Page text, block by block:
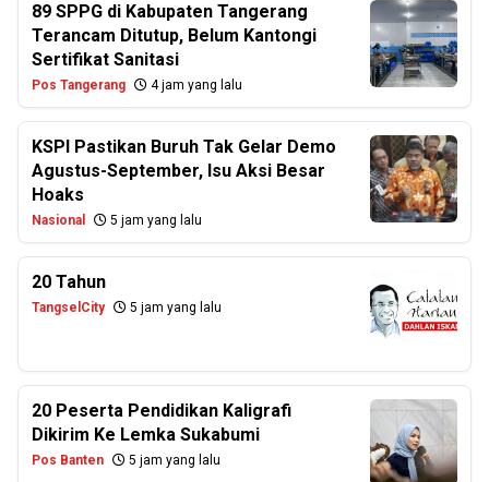
89 SPPG di Kabupaten Tangerang
Terancam Ditutup, Belum Kantongi
Sertifikat Sanitasi
Pos Tangerang 4 jam yang lalu
KSPI Pastikan Buruh Tak Gelar Demo
Agustus-September, Isu Aksi Besar
Hoaks
Nasional 5 jam yang lalu
20 Tahun
TangselCity 5 jam yang lalu
20 Peserta Pendidikan Kaligrafi
Dikirim Ke Lemka Sukabumi
Pos Banten 5 jam yang lalu